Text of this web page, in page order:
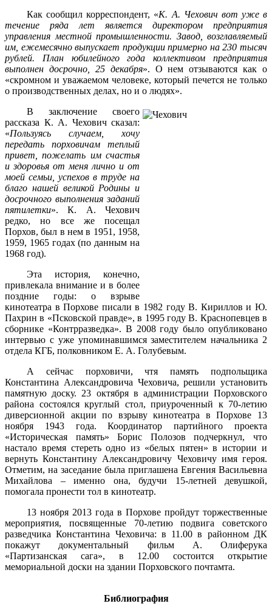
Как сообщил корреспондент, «К. А. Чехович вот уже в
течение ряда лет является директором предприятия
управления местной промышленности. Завод, возглавляемый
им, ежемесячно выпускает продукции примерно на 230 тысяч
рублей. План юбилейного года коллективом предприятия
выполнен досрочно, 25 декабря». О нем отзываются как о
«скромном и уважаемом человеке, который печется не только
о производственных делах, но и о людях».
В заключение своего
рассказа К. А. Чехович сказал:
«Пользуясь случаем, хочу
передать порховичам теплый
привет, пожелать им счастья
и здоровья от меня лично и от
моей семьи, успехов в труде на
благо нашей великой Родины и
досрочного выполнения заданий
пятилетки». К. А. Чехович
редко, но все же посещал
Порхов, был в нем в 1951, 1958,
1959, 1965 годах (по данным на
1968 год).
Эта история, конечно,
привлекала внимание и в более
поздние годы: о взрыве
кинотеатра в Порхове писали в 1982 году В. Кириллов и Ю.
Пахрин в «Псковской правде», в 1995 году В. Краснопевцев в
сборнике «Контрразведка». В 2008 году было опубликовано
интервью с уже упоминавшимся заместителем начальника 2
отдела КГБ, полковником Е. А. Голубевым.
А сейчас порховичи, чтя память подпольщика
Константина Александровича Чеховича, решили установить
памятную доску. 23 октября в администрации Порховского
района состоялся круглый стол, приуроченный к 70-летию
диверсионной акции по взрыву кинотеатра в Порхове 13
ноября 1943 года. Координатор партийного проекта
«Историческая память» Борис Полозов подчеркнул, что
настало время стереть одно из «белых пятен» в истории и
вернуть Константину Александровичу Чеховичу имя героя.
Отметим, на заседание была приглашена Евгения Васильевна
Михайлова – именно она, будучи 15-летней девушкой,
помогала пронести тол в кинотеатр.
13 ноября 2013 года в Порхове пройдут торжественные
мероприятия, посвященные 70-летию подвига советского
разведчика Константина Чеховича: в 11.00 в районном ДК
покажут документальный фильм А. Олиферука
«Партизанская сага», в 12.00 состоится открытие
мемориальной доски на здании Порховского почтамта.
Библиография